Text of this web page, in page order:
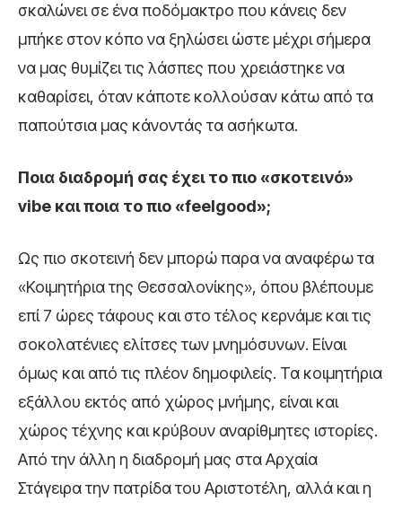
σκαλώνει σε ένα ποδόμακτρο που κάνεις δεν
μπήκε στον κόπο να ξηλώσει ώστε μέχρι σήμερα
να μας θυμίζει τις λάσπες που χρειάστηκε να
καθαρίσει, όταν κάποτε κολλούσαν κάτω από τα
παπούτσια μας κάνοντάς τα ασήκωτα.
Ποια διαδρομή σας έχει το πιο «σκοτεινό»
vibe και ποια το πιο «feelgood»;
Ως πιο σκοτεινή δεν μπορώ παρα να αναφέρω τα
«Κοιμητήρια της Θεσσαλονίκης», όπου βλέπουμε
επί 7 ώρες τάφους και στο τέλος κερνάμε και τις
σοκολατένιες ελίτσες των μνημόσυνων. Είναι
όμως και από τις πλέον δημοφιλείς. Τα κοιμητήρια
εξάλλου εκτός από χώρος μνήμης, είναι και
χώρος τέχνης και κρύβουν αναρίθμητες ιστορίες.
Από την άλλη η διαδρομή μας στα Αρχαία
Στάγειρα την πατρίδα του Αριστοτέλη, αλλά και η